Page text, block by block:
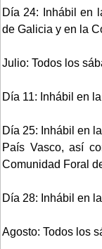
Día 24: Inhábil en
de Galicia y en la
Julio: Todos los
Día 11: Inhábil en
Día 25: Inhábil en
País Vasco, así
Comunidad Foral
Día 28: Inhábil en
Agosto: Todos los